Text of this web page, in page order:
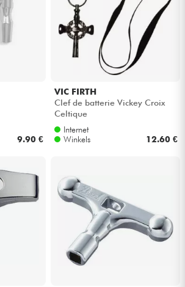
Bekijk onze merken
9.90 €
VIC FIRTH
Clef de batterie Vickey Croix
Celtique
Internet
Winkels
12.60 €